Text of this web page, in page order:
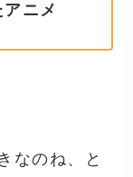
ニメ
なのね、と